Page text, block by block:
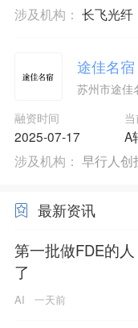
涉及机构： 长飞光纤
途佳名宿
苏州市途佳
融资时间
2025-07-17 A
涉及机构： 早行人创
最新资讯
第一批做FDE的
了
AI 一天前